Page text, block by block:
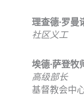
理查德·罗曼
社区义工
埃德·萨登牧
高级部长
基督教会中